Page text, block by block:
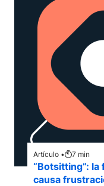
Artículo • 7 min
“Botsitting”: la
causa